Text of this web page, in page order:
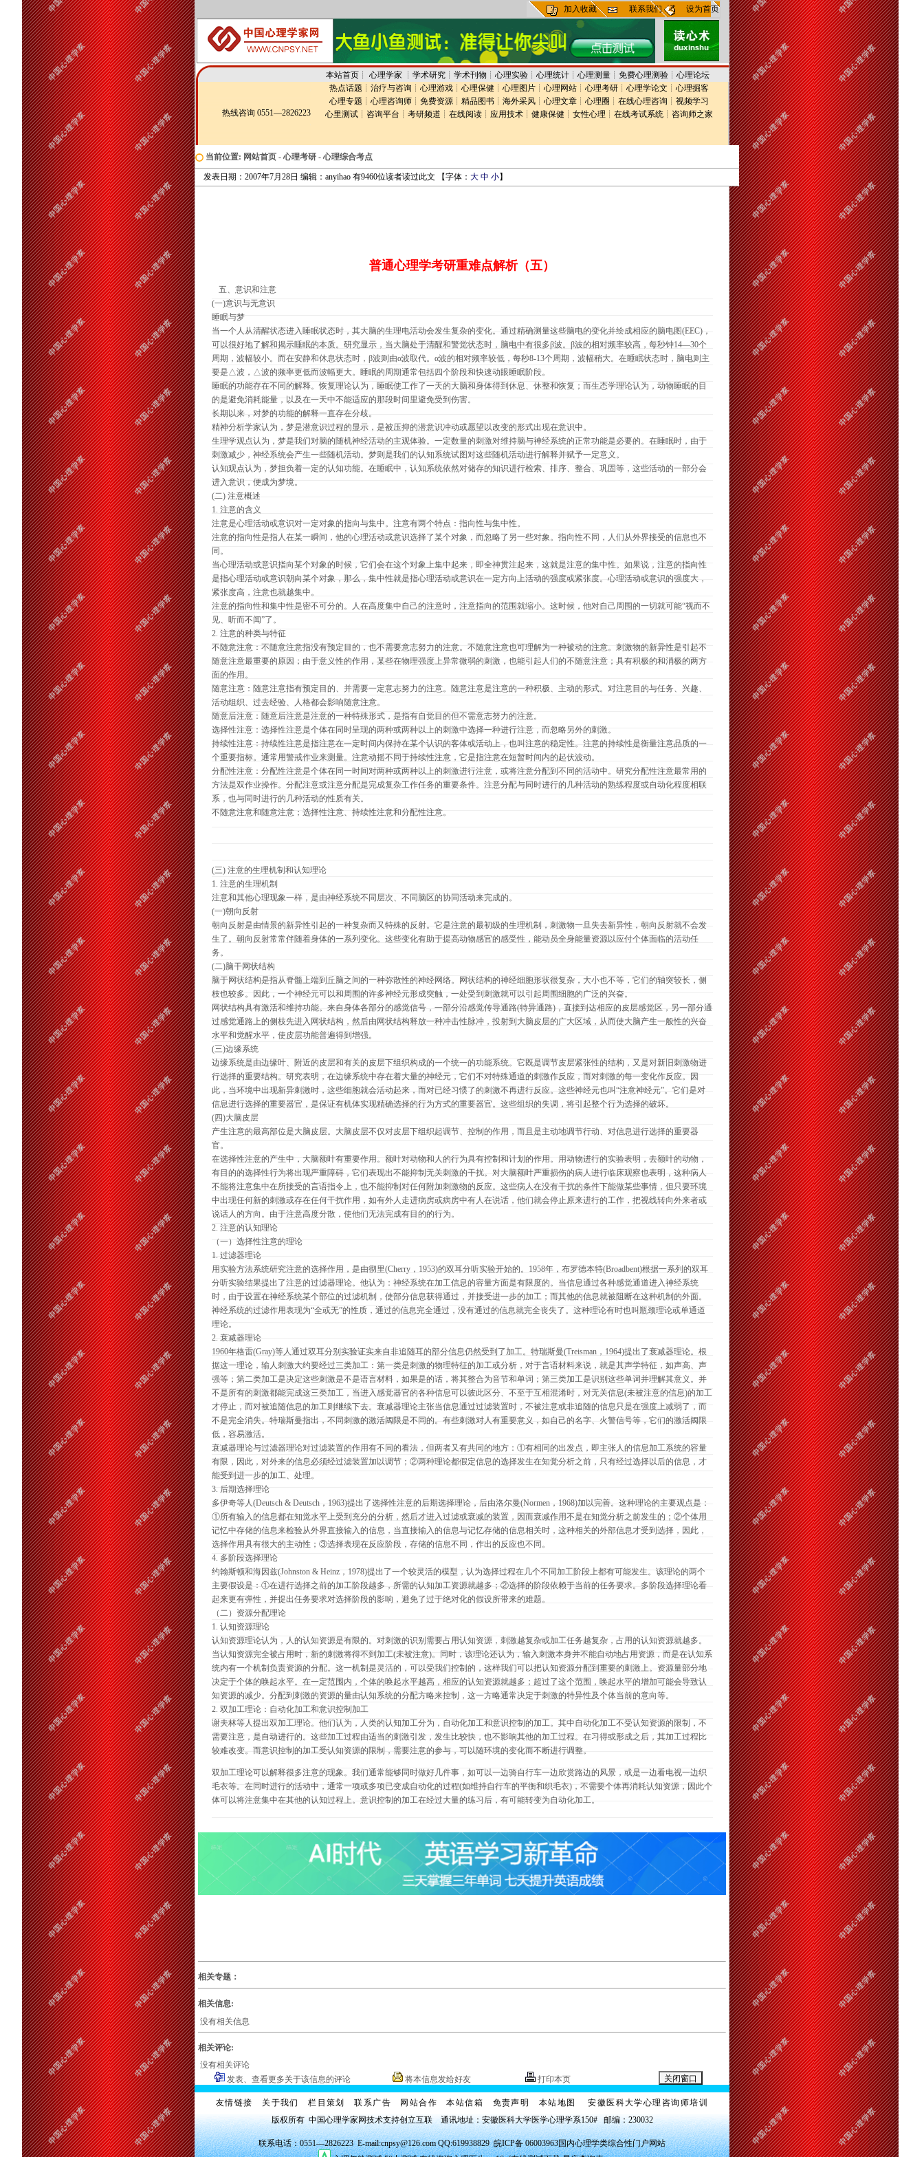
加入收藏 联系我们 设为首页
本站首页┊ 心理学家 ┊ 学术研究┊ 学术刊物 ┊ 心理实验┊ 心理统计┊ 心理测量┊ 免费心理测验┊ 心理论坛
热线咨询 0551—2826223
热点话题 ┊ 治疗与咨询 ┊ 心理游戏 ┊ 心理保健 ┊ 心理图片 ┊ 心理网站 ┊ 心理考研 ┊ 心理学论文 ┊ 心理掘客
心理专题 ┊ 心理咨询师 ┊ 免费资源 ┊ 精品图书 ┊ 海外采风 ┊ 心理文章 ┊ 心理圈 ┊ 在线心理咨询 ┊ 视频学习
心里测试 ┊ 咨询平台 ┊ 考研频道 ┊ 在线阅读 ┊ 应用技术 ┊ 健康保健 ┊ 女性心理 ┊ 在线考试系统 ┊ 咨询师之家
当前位置: 网站首页 - 心理考研 - 心理综合考点
发表日期：2007年7月28日 编辑：anyihao 有9460位读者读过此文 【字体： 大 中 小】
普通心理学考研重难点解析（五）
五、意识和注意
(一)意识与无意识
睡眠与梦
当一个人从清醒状态进入睡眠状态时，其大脑的生理电活动会发生复杂的变化。通过精确测量这些脑电的变化并绘成相应的脑电图(EEC)，
可以很好地了解和揭示睡眠的本质。研究显示，当大脑处于清醒和警觉状态时，脑电中有很多β波。β波的相对频率较高，每秒钟14—30个
周期，波幅较小。而在安静和休息状态时，β波则由α波取代。α波的相对频率较低，每秒8-13个周期，波幅稍大。在睡眠状态时，脑电则主
要是△波，△波的频率更低而波幅更大。睡眠的周期通常包括四个阶段和快速动眼睡眠阶段。
睡眠的功能存在不同的解释。恢复理论认为，睡眠使工作了一天的大脑和身体得到休息、休整和恢复；而生态学理论认为，动物睡眠的目
的是避免消耗能量，以及在一天中不能适应的那段时间里避免受到伤害。
长期以来，对梦的功能的解释一直存在分歧。
精神分析学家认为，梦是潜意识过程的显示，是被压抑的潜意识冲动或愿望以改变的形式出现在意识中。
生理学观点认为，梦是我们对脑的随机神经活动的主观体验。一定数量的刺激对维持脑与神经系统的正常功能是必要的。在睡眠时，由于
刺激减少，神经系统会产生一些随机活动。梦则是我们的认知系统试图对这些随机活动进行解释并赋予一定意义。
认知观点认为，梦担负着一定的认知功能。在睡眠中，认知系统依然对储存的知识进行检索、排序、整合、巩固等，这些活动的一部分会
进入意识，便成为梦境。
(二) 注意概述
1. 注意的含义
注意是心理活动或意识对一定对象的指向与集中。注意有两个特点：指向性与集中性。
注意的指向性是指人在某一瞬间，他的心理活动或意识选择了某个对象，而忽略了另一些对象。指向性不同，人们从外界接受的信息也不
同。
当心理活动或意识指向某个对象的时候，它们会在这个对象上集中起来，即全神贯注起来，这就是注意的集中性。如果说，注意的指向性
是指心理活动或意识朝向某个对象，那么，集中性就是指心理活动或意识在一定方向上活动的强度或紧张度。心理活动或意识的强度大，
紧张度高，注意也就越集中。
注意的指向性和集中性是密不可分的。人在高度集中自己的注意时，注意指向的范围就缩小。这时候，他对自己周围的一切就可能“视而不
见、听而不闻”了。
2. 注意的种类与特征
不随意注意：不随意注意指没有预定目的，也不需要意志努力的注意。不随意注意也可理解为一种被动的注意。刺激物的新异性是引起不
随意注意最重要的原因；由于意义性的作用，某些在物理强度上异常微弱的刺激，也能引起人们的不随意注意；具有积极的和消极的两方
面的作用。
随意注意：随意注意指有预定目的、并需要一定意志努力的注意。随意注意是注意的一种积极、主动的形式。对注意目的与任务、兴趣、
活动组织、过去经验、人格都会影响随意注意。
随意后注意：随意后注意是注意的一种特殊形式，是指有自觉目的但不需意志努力的注意。
选择性注意：选择性注意是个体在同时呈现的两种或两种以上的刺激中选择一种进行注意，而忽略另外的刺激。
持续性注意：持续性注意是指注意在一定时间内保持在某个认识的客体或活动上，也叫注意的稳定性。注意的持续性是衡量注意品质的一
个重要指标。通常用警戒作业来测量。注意动摇不同于持续性注意，它是指注意在短暂时间内的起伏波动。
分配性注意：分配性注意是个体在同一时间对两种或两种以上的刺激进行注意，或将注意分配到不同的活动中。研究分配性注意最常用的
方法是双作业操作。分配注意或注意分配是完成复杂工作任务的重要条件。注意分配与同时进行的几种活动的熟练程度或自动化程度相联
系，也与同时进行的几种活动的性质有关。
不随意注意和随意注意；选择性注意、持续性注意和分配性注意。
(三) 注意的生理机制和认知理论
1. 注意的生理机制
注意和其他心理现象一样，是由神经系统不同层次、不同脑区的协同活动来完成的。
(一)朝向反射
朝向反射是由情景的新异性引起的一种复杂而又特殊的反射。它是注意的最初级的生理机制，刺激物一旦失去新异性，朝向反射就不会发
生了。朝向反射常常伴随着身体的一系列变化。这些变化有助于提高动物感官的感受性，能动员全身能量资源以应付个体面临的活动任
务。
(二)脑干网状结构
脑于网状结构是指从脊髓上端到丘脑之间的一种弥散性的神经网络。网状结构的神经细胞形状很复杂，大小也不等，它们的轴突较长，侧
枝也较多。因此，一个神经元可以和周围的许多神经元形成突触，一处受到刺激就可以引起周围细胞的广泛的兴奋。
网状结构具有激活和维持功能。来自身体各部分的感觉信号，一部分沿感觉传导通路(特异通路)，直接到达相应的皮层感觉区，另一部分通
过感觉通路上的侧枝先进入网状结构，然后由网状结构释放一种冲击性脉冲，投射到大脑皮层的广大区域，从而使大脑产生一般性的兴奋
水平和觉醒水平，使皮层功能普遍得到增强。
(三)边缘系统
边缘系统是由边缘叶、附近的皮层和有关的皮层下组织构成的一个统一的功能系统。它既是调节皮层紧张性的结构，又是对新旧刺激物进
行选择的重要结构。研究表明，在边缘系统中存在着大量的神经元，它们不对特殊通道的刺激作反应，而对刺激的每一变化作反应。因
此，当环境中出现新异刺激时，这些细胞就会活动起来，而对已经习惯了的刺激不再进行反应。这些神经元也叫“注意神经元”。它们是对
信息进行选择的重要器官，是保证有机体实现精确选择的行为方式的重要器官。这些组织的失调，将引起整个行为选择的破坏。
(四)大脑皮层
产生注意的最高部位是大脑皮层。大脑皮层不仅对皮层下组织起调节、控制的作用，而且是主动地调节行动、对信息进行选择的重要器
官。
在选择性注意的产生中，大脑额叶有重要作用。额叶对动物和人的行为具有控制和计划的作用。用动物进行的实验表明，去额叶的动物，
有目的的选择性行为将出现严重障碍，它们表现出不能抑制无关刺激的干扰。对大脑额叶严重损伤的病人进行临床观察也表明，这种病人
不能将注意集中在所接受的言语指令上，也不能抑制对任何附加刺激物的反应。这些病人在没有干扰的条件下能做某些事情，但只要环境
中出现任何新的刺激或存在任何干扰作用，如有外人走进病房或病房中有人在说话，他们就会停止原来进行的工作，把视线转向外来者或
说话人的方向。由于注意高度分散，使他们无法完成有目的的行为。
2. 注意的认知理论
（一）选择性注意的理论
1. 过滤器理论
用实验方法系统研究注意的选择作用，是由彻里(Cherry，1953)的双耳分听实验开始的。1958年，布罗德本特(Broadbent)根据一系列的双耳
分听实验结果提出了注意的过滤器理论。他认为：神经系统在加工信息的容量方面是有限度的。当信息通过各种感觉通道进入神经系统
时，由于设置在神经系统某个部位的过滤机制，使部分信息获得通过，并接受进一步的加工；而其他的信息就被阻断在这种机制的外面。
神经系统的过滤作用表现为“全或无”的性质，通过的信息完全通过，没有通过的信息就完全丧失了。这种理论有时也叫瓶颈理论或单通道
理论。
2. 衰减器理论
1960年格雷(Gray)等人通过双耳分别实验证实来自非追随耳的部分信息仍然受到了加工。特瑞斯曼(Treisman，1964)提出了衰减器理论。根
据这一理论，输人刺激大约要经过三类加工：第一类是刺激的物理特征的加工或分析，对于言语材料来说，就是其声学特征，如声高、声
强等；第二类加工是决定这些刺激是不是语言材料，如果是的话，将其整合为音节和单词；第三类加工是识别这些单词并理解其意义。并
不是所有的刺激都能完成这三类加工，当进入感觉器官的各种信息可以彼此区分、不至于互相混淆时，对无关信息(未被注意的信息)的加工
才停止，而对被追随信息的加工则继续下去。衰减器理论主张当信息通过过滤装置时，不被注意或非追随的信息只是在强度上减弱了，而
不是完全消失。特瑞斯曼指出，不同刺激的激活阈限是不同的。有些刺激对人有重要意义，如自己的名字、火警信号等，它们的激活阈限
低，容易激活。
衰减器理论与过滤器理论对过滤装置的作用有不同的看法，但两者又有共同的地方：①有相同的出发点，即主张人的信息加工系统的容量
有限，因此，对外来的信息必须经过滤装置加以调节；②两种理论都假定信息的选择发生在知觉分析之前，只有经过选择以后的信息，才
能受到进一步的加工、处理。
3. 后期选择理论
多伊奇等人(Deutsch & Deutsch，1963)提出了选择性注意的后期选择理论，后由洛尔曼(Normen，1968)加以完善。这种理论的主要观点是：
①所有输入的信息都在知觉水平上受到充分的分析，然后才进入过滤或衰减的装置，因而衰减作用不是在知觉分析之前发生的；②个体用
记忆中存储的信息来检验从外界直接输入的信息，当直接输入的信息与记忆存储的信息相关时，这种相关的外部信息才受到选择，因此，
选择作用具有很大的主动性；③选择表现在反应阶段，存储的信息不同，作出的反应也不同。
4. 多阶段选择理论
约翰斯顿和海因兹(Johnston & Heinz，1978)提出了一个较灵活的模型 ， 认为选择过程在几个不同加工阶段上都有可能发生。该理论的两个
主要假设是：①在进行选择之前的加工阶段越多，所需的认知加工资源就越多；②选择的阶段依赖于当前的任务要求。多阶段选择理论看
起来更有弹性，并提出任务要求对选择阶段的影响，避免了过于绝对化的假设所带来的难题。
（二）资源分配理论
1. 认知资源理论
认知资源理论认为，人的认知资源是有限的。对刺激的识别需要占用认知资源，刺激越复杂或加工任务越复杂，占用的认知资源就越多。
当认知资源完全被占用时，新的刺激将得不到加工(未被注意)。同时，该理论还认为，输入刺激本身并不能自动地占用资源，而是在认知系
统内有一个机制负责资源的分配。这一机制是灵活的，可以受我们控制的，这样我们可以把认知资源分配到重要的刺激上。资源量部分地
决定于个体的唤起水平。在一定范围内，个体的唤起水平越高，相应的认知资源就越多；超过了这个范围，唤起水平的增加可能会导致认
知资源的减少。分配到刺激的资源的量由认知系统的分配方略来控制，这一方略通常决定于刺激的特异性及个体当前的意向等。
2. 双加工理论：自动化加工和意识控制加工
谢夫林等人提出双加工理论。他们认为，人类的认知加工分为，自动化加工和意识控制的加工。其中自动化加工不受认知资源的限制，不
需要注意，是自动进行的。这些加工过程由适当的刺激引发，发生比较快，也不影响其他的加工过程。在习得或形成之后，其加工过程比
较难改变。而意识控制的加工受认知资源的限制，需要注意的参与，可以随环境的变化而不断进行调整。
双加工理论可以解释很多注意的现象。我们通常能够同时做好几件事，如可以一边骑自行车一边欣赏路边的风景，或是一边看电视一边织
毛衣等。在同时进行的活动中，通常一项或多项已变成自动化的过程(如维持自行车的平衡和织毛衣)，不需要个体再消耗认知资源，因此个
体可以将注意集中在其他的认知过程上。意识控制的加工在经过大量的练习后，有可能转变为自动化加工。
相关专题：
相关信息:
没有相关信息
相关评论:
没有相关评论
发表、查看更多关于该信息的评论
将本信息发给好友 打印本页
友情链接 关于我们 栏目策划 联系广告 网站合作 本站信箱 免责声明 本站地图
安徽医科大学心理咨询师培训
版权所有 中国心理学家网技术支持创立互联 通讯地址：安徽医科大学医学心理学系150# 邮编：230032
联系电话：0551—2826223 E-mail:cnpsy@126.com QQ:619938829皖ICP备 06003963国内心理学类综合性门户网站